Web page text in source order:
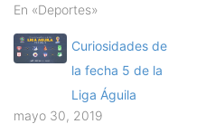
En «Deportes»
Curiosidades de
la fecha 5 de la
Liga Águila
mayo 30, 2019